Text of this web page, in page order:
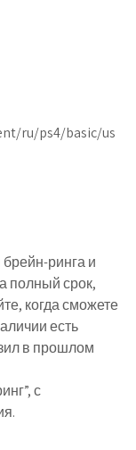
ru/ps4/basic/us
ринга и
полный срок,
когда сможете
есть
в прошлом
с